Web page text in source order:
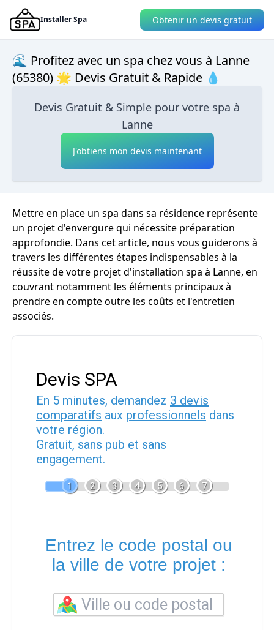
Installer Spa Obtenir un devis gratuit
🌊 Profitez avec un spa chez vous à Lanne
(65380) 🌟 Devis Gratuit & Rapide 💧
Devis Gratuit & Simple pour votre spa à
Lanne
J'obtiens mon devis maintenant
Mettre en place un spa dans sa résidence représente
un projet d'envergure qui nécessite préparation
approfondie. Dans cet article, nous vous guiderons à
travers les différentes étapes indispensables à la
réussite de votre projet d'installation spa à Lanne, en
couvrant notamment les éléments principaux à
prendre en compte outre les coûts et l'entretien
associés.
Devis SPA
En 5 minutes, demandez 3 devis
comparatifs aux professionnels dans
votre région.
Gratuit, sans pub et sans
engagement.
1 2 3 4 5 6 7
Entrez le code postal ou
la ville de votre projet :